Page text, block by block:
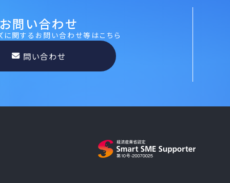
お問い合わせ
に関するお問い合わせ等はこちら
問い合わせ